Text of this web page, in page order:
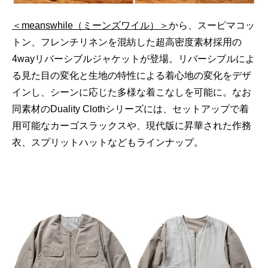
RECOMMENDFOLLOW RATEHIGHER MAGAZINE
当サイトに掲載の記事・見出し・写真・画像の無断転載を禁じます。
Diters inc. All Rights & Copyrights Reserved.
＜meanswhile（ミーンズワイル）＞ から、スーピマコッ
トン、フレンチリネンを混紡した超高密度素材採用の
4wayリバーシブルジャケットが登場。リバーシブルによ
る見た目の変化と生地の特性による着心地の変化をデザ
インし、シーンに応じた多様な着こなしを可能に。なお
同素材のDuality Clothシリーズには、セットアップで着
用可能なカーゴスラックスや、現代版に昇華された作務
衣、スプリットハットなどもラインナップ。